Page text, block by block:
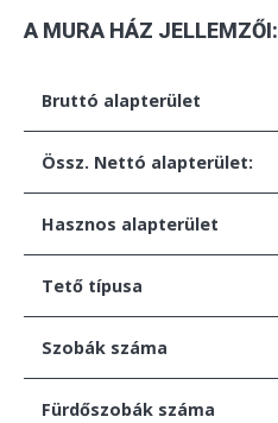
A MURA HÁZ JELLEMZŐI:
Bruttó alapterület
Össz. Nettó alapterület:
Hasznos alapterület
Tető típusa
Szobák száma
Fürdőszobák száma